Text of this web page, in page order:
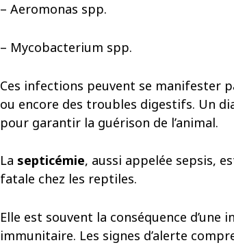
– Aeromonas spp.
– Mycobacterium spp.
Ces infections peuvent se manifester
ou encore des troubles digestifs. Un
pour garantir la guérison de l’animal.
La septicémie, aussi appelée sepsis,
fatale chez les reptiles.
Elle est souvent la conséquence
immunitaire. Les signes d’alerte